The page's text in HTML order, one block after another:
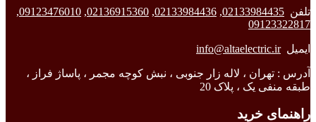
تلفن 02133984435
,
02133984436
,
02136915360
,
09123476010
,
09123322817
ایمیلinfo@altaelectric.ir
آدرس : تهران ، لاله زار جنوبی ، نبش کوچه مجمر ، پاساژ فراز ،
طبقه منفی یک ، پلاک 20
راهنمای خرید